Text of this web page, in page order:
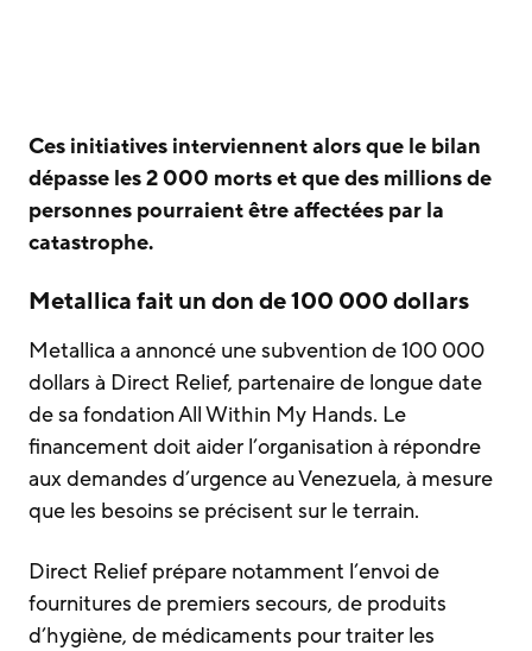
Ces initiatives interviennent alors que le bilan
dépasse les 2 000 morts et que des millions de
personnes pourraient être affectées par la
catastrophe.
Metallica fait un don de 100 000 dollars
Metallica a annoncé une subvention de 100 000
dollars à Direct Relief, partenaire de longue date
de sa fondation All Within My Hands. Le
financement doit aider l’organisation à répondre
aux demandes d’urgence au Venezuela, à mesure
que les besoins se précisent sur le terrain.
Direct Relief prépare notamment l’envoi de
fournitures de premiers secours, de produits
d’hygiène, de médicaments pour traiter les